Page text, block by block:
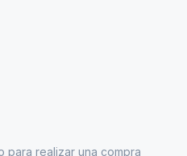
para realizar una compra